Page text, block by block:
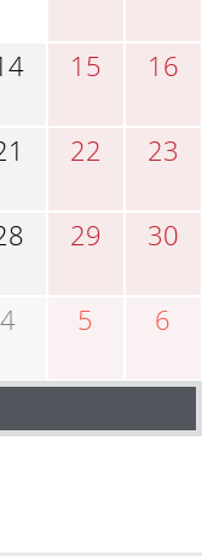
15 16
22 23
29 30
4 5 6